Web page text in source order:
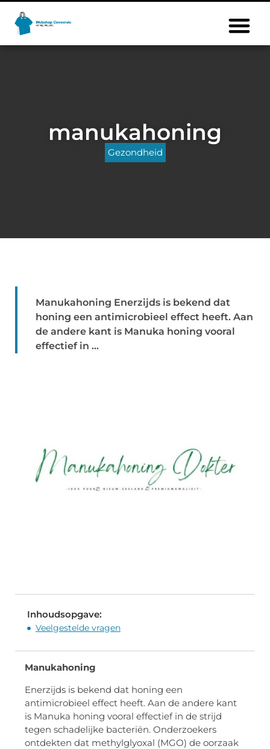
manukahoning
Gezondheid
Manukahoning Enerzijds is bekend dat
honing een antimicrobieel effect heeft. Aan
de andere kant is Manuka honing vooral
effectief in ...
Inhoudsopgave:
Veelgestelde vragen
Manukahoning
Enerzijds is bekend dat honing een
antimicrobieel effect heeft. Aan de andere kant
is Manuka honing vooral effectief in de strijd
tegen schadelijke bacteriën. Onderzoekers
ontdekten dat methylglyoxal (MGO) de oorzaak